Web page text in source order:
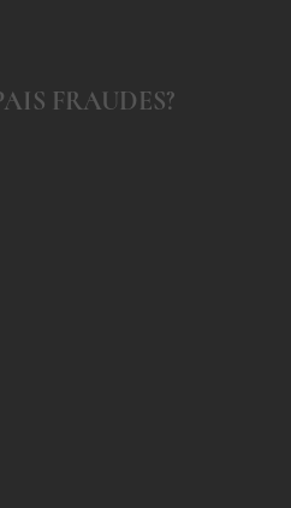
FRAUDES?